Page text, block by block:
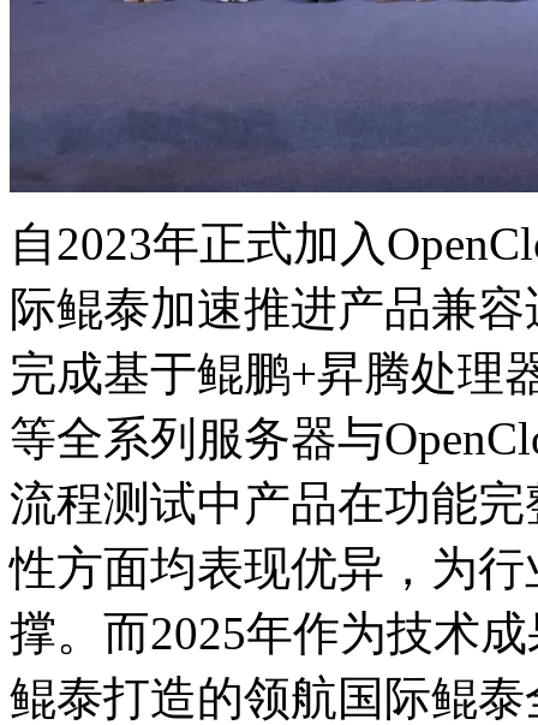
自2023年正式加入
际鲲泰加速推进产品兼容
完成基于鲲鹏+昇腾处
等全系列服务器与
流程测试中产品在功能完
性方面均表现优异，
撑。而2025年作为技术成
鲲泰打造的领航国际鲲